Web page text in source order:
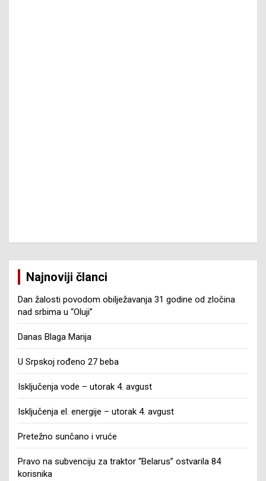
Najnoviji članci
Dan žalosti povodom obilježavanja 31 godine od zločina
nad srbima u “Oluji”
Danas Blaga Marija
U Srpskoj rođeno 27 beba
Isključenja vode – utorak 4. avgust
Isključenja el. energije – utorak 4. avgust
Pretežno sunčano i vruće
Pravo na subvenciju za traktor “Belarus” ostvarila 84
korisnika